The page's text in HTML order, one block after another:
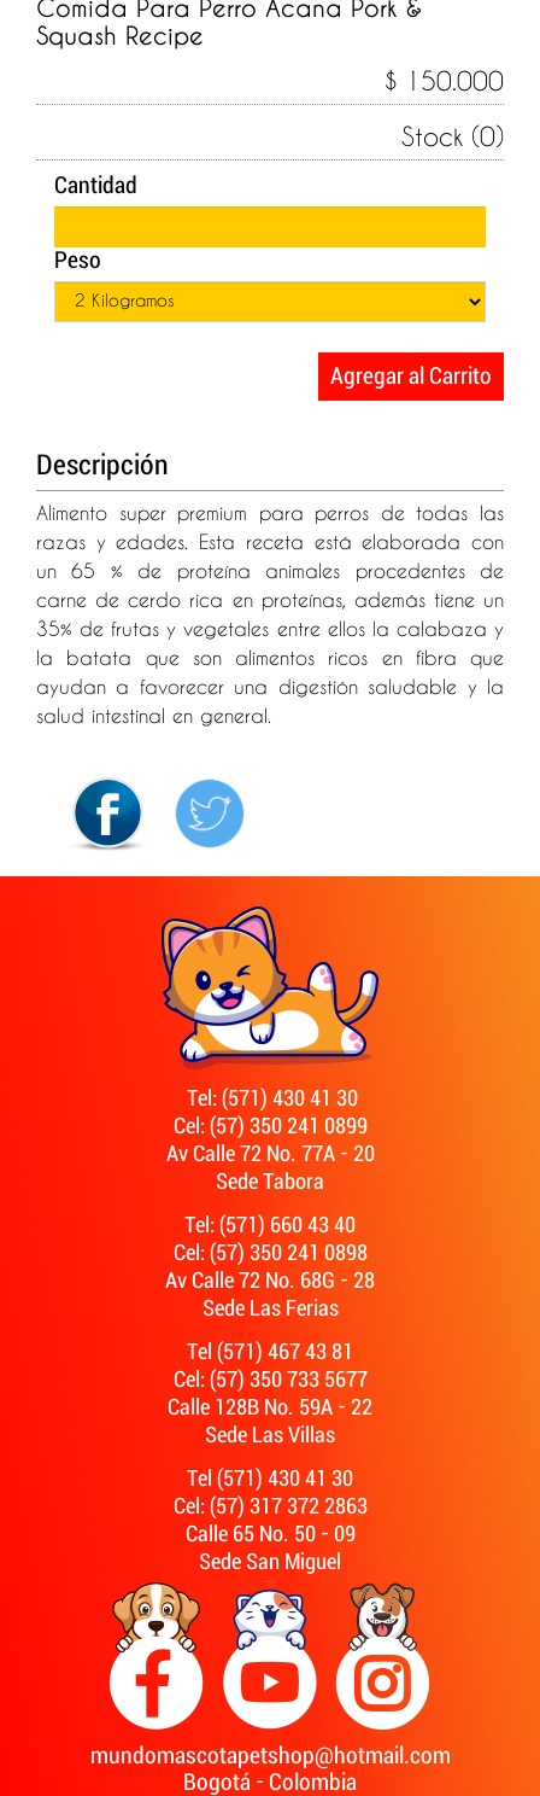
Comida Para Perro Acana Pork &
Squash Recipe
$ 150.000
Stock (0)
Cantidad
Peso
Agregar al Carrito
Descripción
Alimento super premium para perros de todas las
razas y edades. Esta receta está elaborada con
un 65 % de proteína animales procedentes de
carne de cerdo rica en proteínas, además tiene un
35% de frutas y vegetales entre ellos la calabaza y
la batata que son alimentos ricos en fibra que
ayudan a favorecer una digestión saludable y la
salud intestinal en general.
Tel: (571) 430 41 30
Cel: (57) 350 241 0899
Av Calle 72 No. 77A - 20
Sede Tabora
Tel: (571) 660 43 40
Cel: (57) 350 241 0898
Av Calle 72 No. 68G - 28
Sede Las Ferias
Tel (571) 467 43 81
Cel: (57) 350 733 5677
Calle 128B No. 59A - 22
Sede Las Villas
Tel (571) 430 41 30
Cel: (57) 317 372 2863
Calle 65 No. 50 - 09
Sede San Miguel
mundomascotapetshop@hotmail.com
Bogotá - Colombia